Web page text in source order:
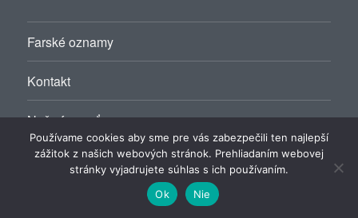
Farské oznamy
Kontakt
Naša farnosť
Rímskokatolícky farský úrad Málinec
Hrdo poháňa
Používame cookies aby sme pre vás zabezpečili ten najlepší
zážitok z našich webových stránok. Prehliadaním webovej
stránky vyjadrujete súhlas s ich používaním.
Ok
Nie